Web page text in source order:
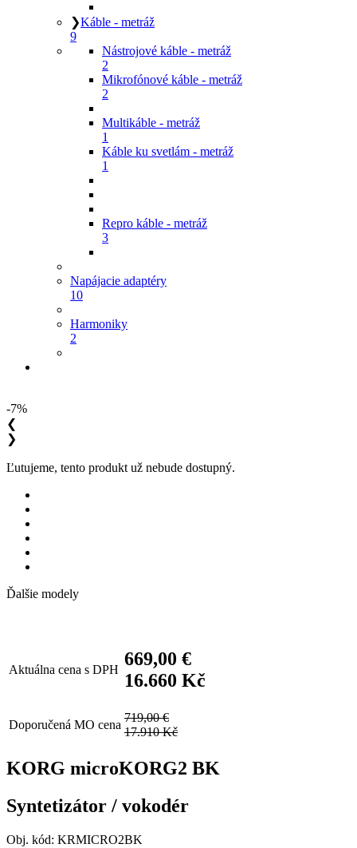
❯Káble - metráž
9
Nástrojové káble - metráž
2
Mikrofónové káble - metráž
2
Multikáble - metráž
1
Káble ku svetlám - metráž
1
Repro káble - metráž
3
Napájacie adaptéry
10
Harmoniky
2
-7%
❮
❯
Ľutujeme, tento produkt už nebude dostupný.
Ďalšie modely
Aktuálna cena s DPH
669,00 €
16.660 Kč
Doporučená MO cena
719,00 €
17.910 Kč
KORG microKORG2 BK
Syntetizátor / vokodér
Obj. kód: KRMICRO2BK